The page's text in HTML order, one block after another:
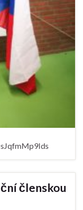
členskou